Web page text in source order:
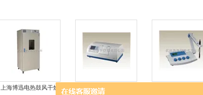
上海博迅电热鼓风干燥
上海精科SGW-2自动旋